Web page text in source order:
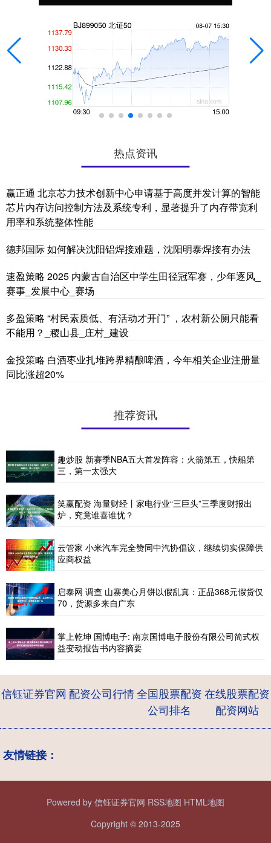
热点资讯
赢正通 北京芯力技术创新中心申请基于高度并发计算的智能
芯片内存访问控制方法及系统专利，显著提升了内存带宽利
用率和系统整体性能
德邦国际 如何解决沈阳铝焊接难题，沈阳明泰焊接有办法
速盈策略 2025 内蒙古自治区中学生田径冠军赛，少年逐风_
赛事_发展中心_赛场
多盈策略 “村民素质低、有活动才开门” ，农村新公厕只能看
不能用？_稷山县_庄村_建设
金投策略 白酒枣业扎堆跨界精酿啤酒，今年相关企业注册量
同比涨超20%
推荐资讯
趣炒股 新赛季NBA五大首发阵容：火箭第五，快船第
三，第一太强大
笑赢配资 海量财经丨家电行业“三巨头”三季度财报出
炉，究竟谁喜谁忧？
云管家 小米汽车完全赞同中汽协倡议，继续切实保障供
应商权益
启泰网 调查 山寨美心月饼以假乱真：正品368元假货仅
70，货源多来自广东
掌上乾坤 国博电子: 南京国博电子股份有限公司简式权
益变动报告书内容摘要
信钰证券官网 配资公司行情全国股票配资
公司排名
在线股票配资
配资网站
友情链接：
Powered by 信钰证券官网 RSS地图 HTML地图
Copyright © 2013-2025